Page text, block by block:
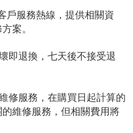
戶服務熱線 ，提供相關資
案。
即退換，七天後不接受退
修服務，在購買日起計算的
維修服務，但相關費用將